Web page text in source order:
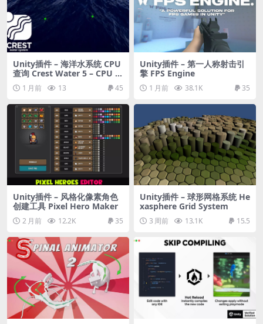
Unity插件 – 海洋水系统 CPU
查询 Crest Water 5 – CPU Q
ueries
1 月前 13 45
Unity插件 – 第一人称射击引
擎 FPS Engine
1 月前 38.1K 35
Unity插件 – 风格化像素角色
创建工具 Pixel Hero Maker
2 月前 12.2K 35
Unity插件 – 球形网格系统 He
xasphere Grid System
3 周前 13.1K 15.5